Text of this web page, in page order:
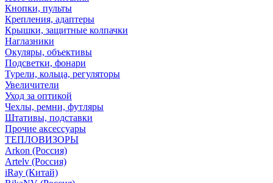
Кнопки, пульты
Крепления, адаптеры
Крышки, защитные колпачки
Наглазники
Окуляры, объективы
Подсветки, фонари
Турели, кольца, регуляторы
Увеличители
Уход за оптикой
Чехлы, ремни, футляры
Штативы, подставки
Прочие аксессуары
ТЕПЛОВИЗОРЫ
Arkon (Россия)
Artelv (Россия)
iRay (Китай)